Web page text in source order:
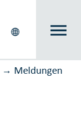
→ Meldungen